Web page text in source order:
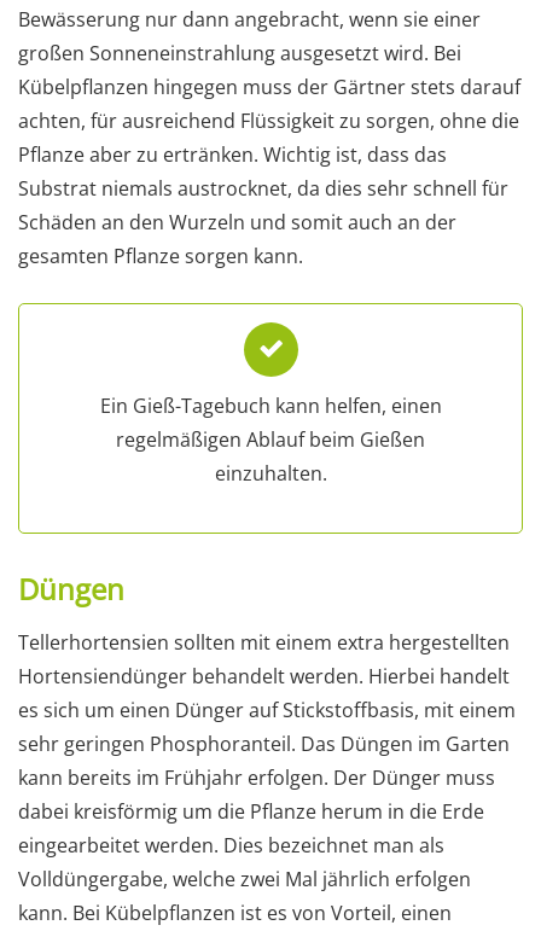
Bewässerung nur dann angebracht, wenn sie einer
großen Sonneneinstrahlung ausgesetzt wird. Bei
Kübelpflanzen hingegen muss der Gärtner stets darauf
achten, für ausreichend Flüssigkeit zu sorgen, ohne die
Pflanze aber zu ertränken. Wichtig ist, dass das
Substrat niemals austrocknet, da dies sehr schnell für
Schäden an den Wurzeln und somit auch an der
gesamten Pflanze sorgen kann.
Ein Gieß-Tagebuch kann helfen, einen
regelmäßigen Ablauf beim Gießen
einzuhalten.
Düngen
Tellerhortensien sollten mit einem extra hergestellten
Hortensiendünger behandelt werden. Hierbei handelt
es sich um einen Dünger auf Stickstoffbasis, mit einem
sehr geringen Phosphoranteil. Das Düngen im Garten
kann bereits im Frühjahr erfolgen. Der Dünger muss
dabei kreisförmig um die Pflanze herum in die Erde
eingearbeitet werden. Dies bezeichnet man als
Volldüngergabe, welche zwei Mal jährlich erfolgen
kann. Bei Kübelpflanzen ist es von Vorteil, einen